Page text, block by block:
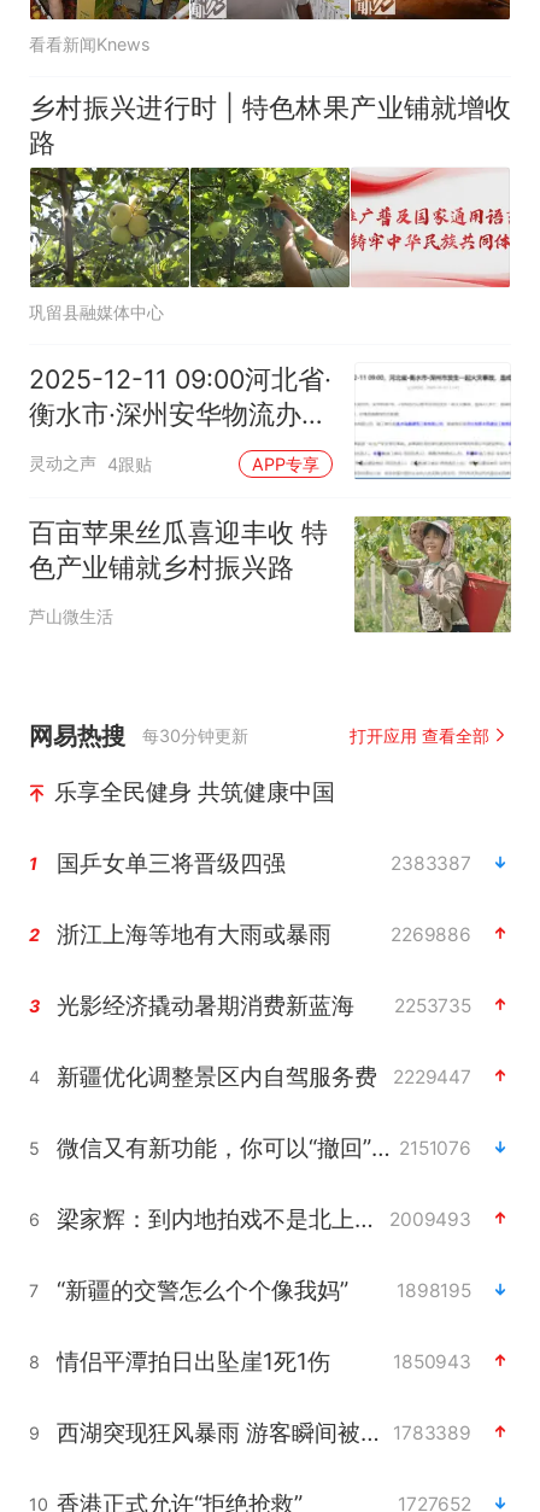
看看新闻Knews
乡村振兴进行时 | 特色林果产业铺就增收
路
巩留县融媒体中心
2025-12-11 09:00河北省·
衡水市·深州安华物流办公
楼项目火灾事故通报！造
成2人死亡！
灵动之声 4跟贴 APP专享
百亩苹果丝瓜喜迎丰收 特
色产业铺就乡村振兴路
芦山微生活
网易热搜 每30分钟更新 打开应用 查看全部
乐享全民健身 共筑健康中国
1 国乒女单三将晋级四强 2383387
2 浙江上海等地有大雨或暴雨 2269886
3 光影经济撬动暑期消费新蓝海 2253735
4 新疆优化调整景区内自驾服务费 2229447
5 微信又有新功能，你可以“撤回”你的撤回了！ 2151076
6 梁家辉：到内地拍戏不是北上是回归 2009493
7 “新疆的交警怎么个个像我妈” 1898195
8 情侣平潭拍日出坠崖1死1伤 1850943
9 西湖突现狂风暴雨 游客瞬间被浇透 1783389
10 香港正式允许“拒绝抢救” 1727652